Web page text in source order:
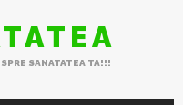
SANATATEA TA!!!